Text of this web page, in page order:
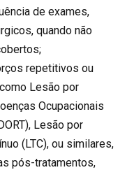
de exames,
quando não
repetitivos ou
Lesão por
Ocupacionais
Lesão por
(LTC), ou similares,
pós-tratamentos,